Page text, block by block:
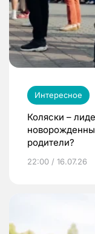
Интересное
Коляски –
родители?
22:00 / 16.07.26